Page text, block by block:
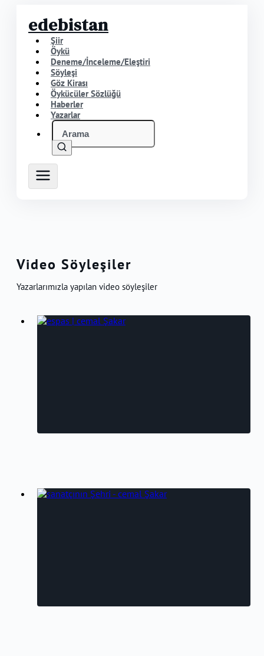
edebistan
Şiir
Öykü
Deneme/İnceleme/Eleştiri
Söyleşi
Göz Kirası
Öykücüler Sözlüğü
Haberler
Yazarlar
Video Söyleşiler
Yazarlarımızla yapılan video söyleşiler